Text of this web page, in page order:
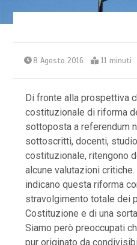
8 Agosto 2016 11 minuti
Di fronte alla prospettiva
costituzionale di riforma
sottoposta a referendum
sottoscritti, docenti,
costituzionale, ritengono
alcune valutazioni critiche.
indicano questa riforma
stravolgimento totale dei
Costituzione e di una
Siamo però preoccupati
pur originato da